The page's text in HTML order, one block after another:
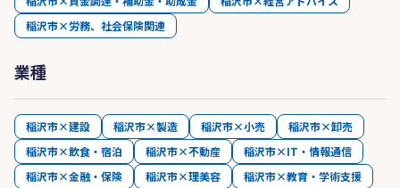
稲沢市×労務、社会保険関連
業種
稲沢市×建設 稲沢市×製造 稲沢市×小売
稲沢市×卸売
稲沢市×飲食・宿泊
稲沢市×不動産
稲沢市×IT・情報通信
稲沢市×金融・保険
稲沢市×理美容
稲沢市×教育・学術支援